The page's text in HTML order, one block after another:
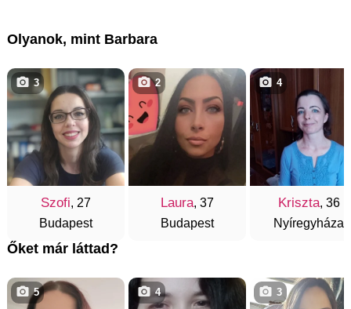
Olyanok, mint Barbara
Szofi, 27
Budapest
3
Laura, 37
Budapest
2
Kriszta, 36
Nyíregyháza
4
Őket már láttad?
5 4 3